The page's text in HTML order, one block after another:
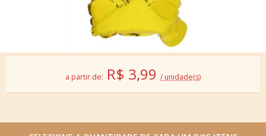
a partir de: R$ 3,99 / unidade(s)